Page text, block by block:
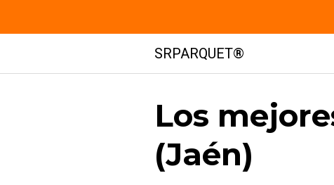
contenido
SRPARQUET®
Los
(Jaén)